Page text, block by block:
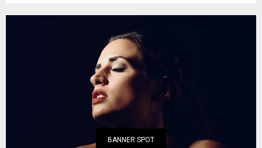
BANNER SPOT